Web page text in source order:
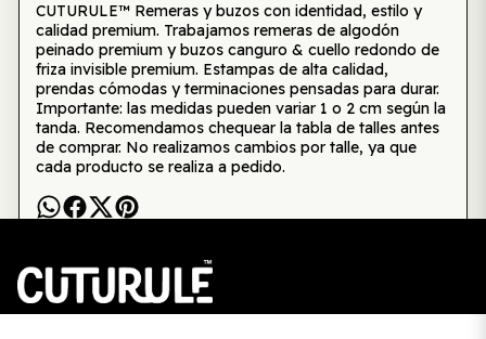
CUTURULE™ Remeras y buzos con identidad, estilo y
calidad premium. Trabajamos remeras de algodón
peinado premium y buzos canguro & cuello redondo de
friza invisible premium. Estampas de alta calidad,
prendas cómodas y terminaciones pensadas para durar.
Importante: las medidas pueden variar 1 o 2 cm según la
tanda. Recomendamos chequear la tabla de talles antes
de comprar. No realizamos cambios por talle, ya que
cada producto se realiza a pedido.